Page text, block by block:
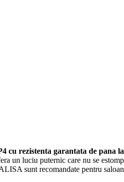
cu rezistenta garantata de pana
un luciu puternic care nu se
sunt recomandate pentru